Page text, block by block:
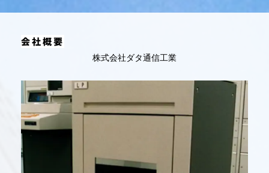
会社概要
株式会社ダタ通信工業